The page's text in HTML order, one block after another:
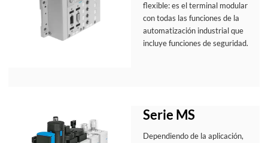
flexible: es el terminal modular
con todas las funciones de la
automatización industrial que
incluye funciones de seguridad.
Serie MS
Dependiendo de la aplicación,